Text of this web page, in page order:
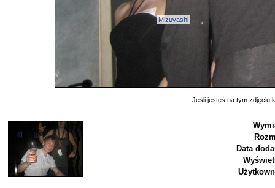
Mizuyashi
Jeśli jesteś na tym zdjęciu
Data